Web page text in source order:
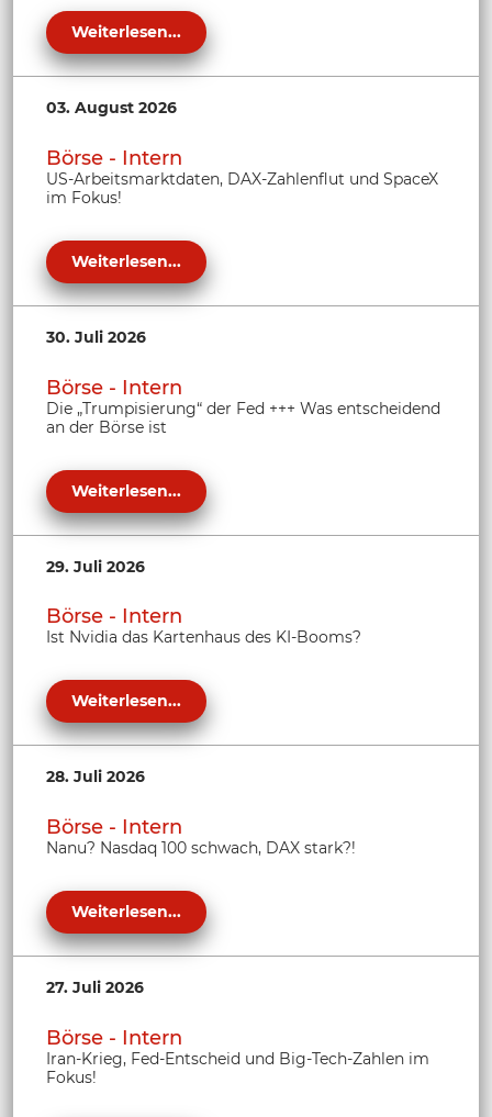
Weiterlesen...
03. August 2026
Börse - Intern
US-Arbeitsmarktdaten, DAX-Zahlenflut und SpaceX
im Fokus!
Weiterlesen...
30. Juli 2026
Börse - Intern
Die „Trumpisierung“ der Fed +++ Was entscheidend
an der Börse ist
Weiterlesen...
29. Juli 2026
Börse - Intern
Ist Nvidia das Kartenhaus des KI-Booms?
Weiterlesen...
28. Juli 2026
Börse - Intern
Nanu? Nasdaq 100 schwach, DAX stark?!
Weiterlesen...
27. Juli 2026
Börse - Intern
Iran-Krieg, Fed-Entscheid und Big-Tech-Zahlen im
Fokus!